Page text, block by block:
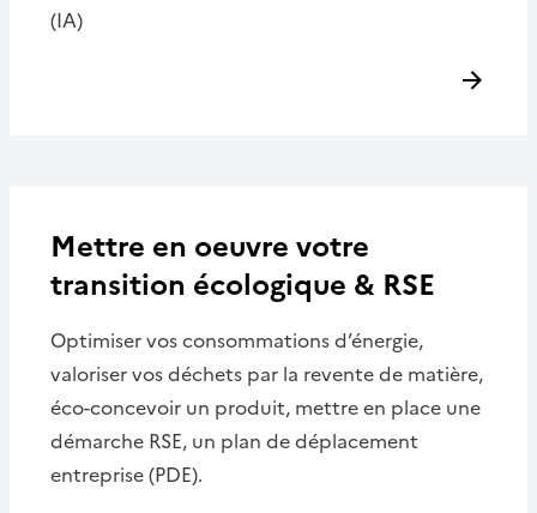
(IA)
Mettre en oeuvre votre
transition écologique & RSE
Optimiser vos consommations d’énergie,
valoriser vos déchets par la revente de matière,
éco-concevoir un produit, mettre en place une
démarche RSE, un plan de déplacement
entreprise (PDE).